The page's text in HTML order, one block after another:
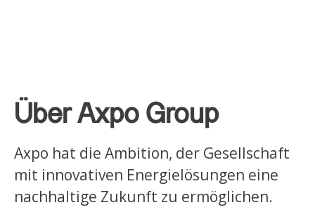
Über Axpo Group
Axpo hat die Ambition, der Gesellschaft
mit innovativen Energielösungen eine
nachhaltige Zukunft zu ermöglichen.